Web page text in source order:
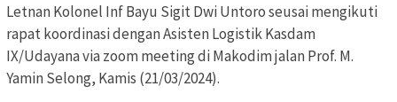
Letnan Kolonel Inf Bayu Sigit Dwi Untoro seusai mengikuti
rapat koordinasi dengan Asisten Logistik Kasdam
IX/Udayana via zoom meeting di Makodim jalan Prof. M.
Yamin Selong, Kamis (21/03/2024).